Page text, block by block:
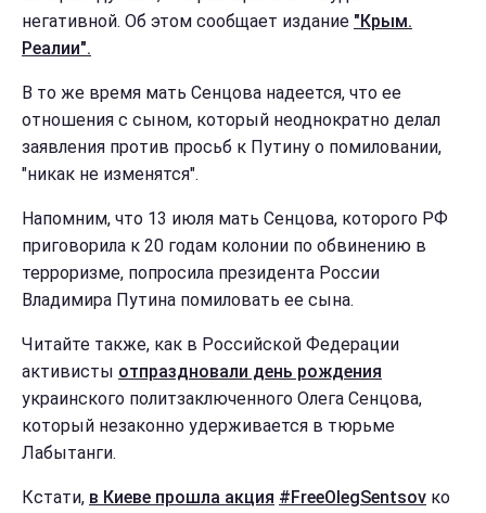
негативной. Об этом сообщает издание "Крым.
Реалии".
В то же время мать Сенцова надеется, что ее
отношения с сыном, который неоднократно делал
заявления против просьб к Путину о помиловании,
"никак не изменятся".
Напомним, что 13 июля мать Сенцова, которого РФ
приговорила к 20 годам колонии по обвинению в
терроризме, попросила президента России
Владимира Путина помиловать ее сына.
Читайте также, как в Российской Федерации
активисты отпраздновали день рождения
украинского политзаключенного Олега Сенцова,
который незаконно удерживается в тюрьме
Лабытанги.
Кстати, в Киеве прошла акция #FreeOlegSentsov ко